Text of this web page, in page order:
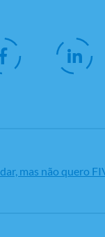
mas não quero